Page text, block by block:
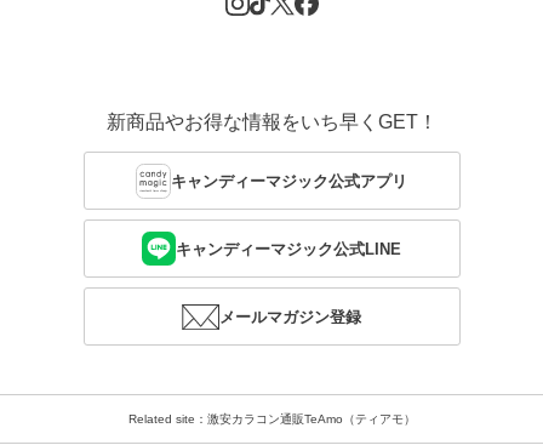
新商品やお得な情報をいち早くGET！
キャンディーマジック公式アプリ
キャンディーマジック公式LINE
メールマガジン登録
Related site：激安カラコン通販TeAmo（ティアモ）